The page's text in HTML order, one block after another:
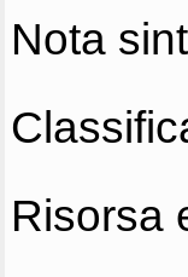
Nota
Risorsa